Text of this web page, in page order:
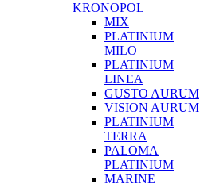
KRONOPOL
MIX
PLATINIUM
MILO
PLATINIUM
LINEA
GUSTO AURUM
VISION AURUM
PLATINIUM
TERRA
PALOMA
PLATINIUM
MARINE